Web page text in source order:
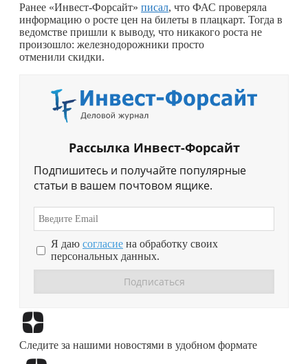
Ранее «Инвест-Форсайт» писал, что ФАС проверяла
информацию о росте цен на билеты в плацкарт. Тогда в
ведомстве пришли к выводу, что никакого роста не
произошло: железнодорожники просто
отменили скидки.
Рассылка Инвест-Форсайт
Подпишитесь и получайте популярные
статьи в вашем почтовом ящике.
Я даю согласие на обработку своих
персональных данных.
Следите за нашими новостями в удобном формате